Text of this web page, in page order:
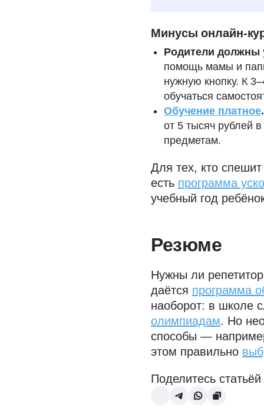
Минусы онлайн-
Родители должны
помощь мамы и
нужную кнопку. К
обучаться
Обучение платное.
от 5 тысяч рублей
предметам.
Для тех, кто
есть программа
учебный год
Резюме
Нужны ли
даётся программа
наоборот: в школе
олимпиадам. Но
способы —
этом правильно
Поделитесь статьёй